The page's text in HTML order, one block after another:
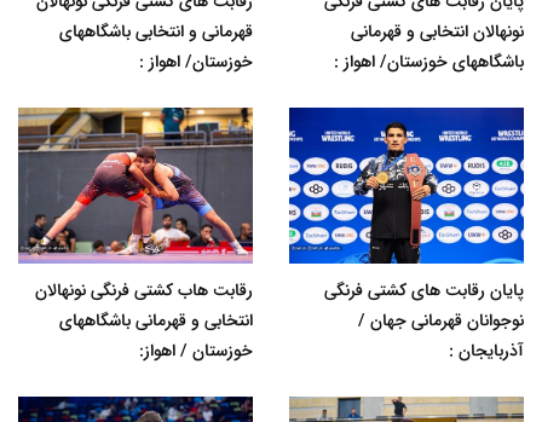
نونهالان انتخابی و قهرمانی
باشگاههای خوزستان/ اهواز :
قهرمانی و انتخابی باشگاههای
خوزستان/ اهواز :
پایان رقابت های کشتی فرنگی
نوجوانان قهرمانی جهان /
آذربایجان :
رقابت هاب کشتی فرنگی نونهالان
انتخابی و قهرمانی باشگاههای
خوزستان / اهواز: